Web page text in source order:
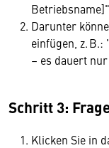
Betriebsname]"
Darunter
einfügen, z.
– es dauert
Schritt 3:
Klicken Sie in